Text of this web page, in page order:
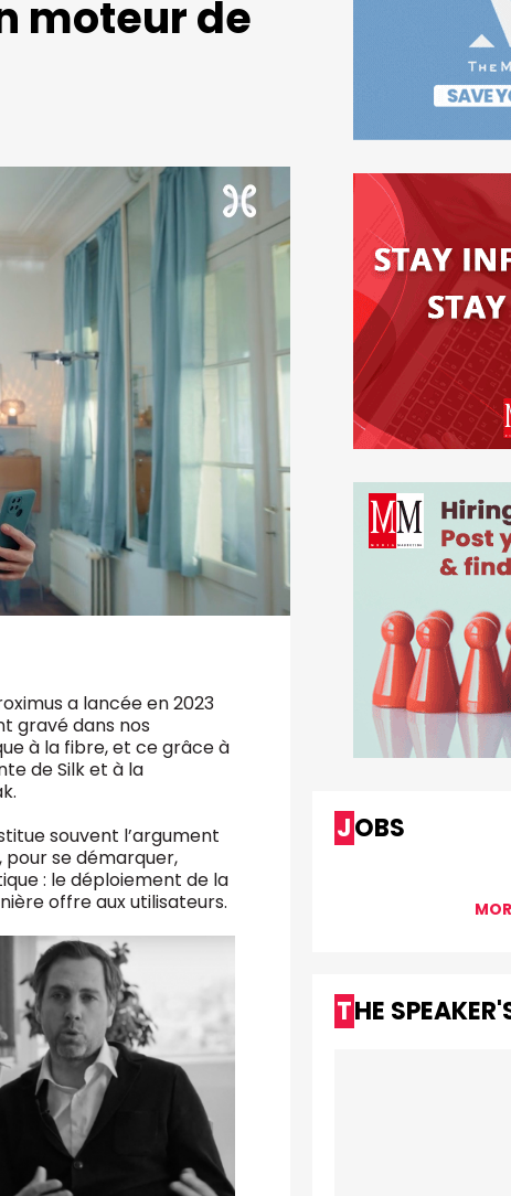
moteur de
a lancée en 2023
gravé dans nos
à la fibre, et ce grâce à
de Silk et à la
souvent l’argument
se démarquer,
: le déploiement de la
offre aux utilisateurs.
JOBS
THE